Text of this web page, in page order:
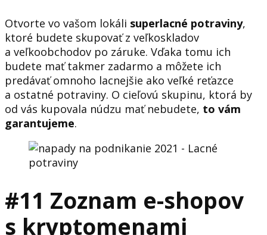
Otvorte vo vašom lokáli superlacné potraviny,
ktoré budete skupovať z veľkoskladov
a veľkoobchodov po záruke. Vďaka tomu ich
budete mať takmer zadarmo a môžete ich
predávať omnoho lacnejšie ako veľké reťazce
a ostatné potraviny. O cieľovú skupinu, ktorá by
od vás kupovala núdzu mať nebudete, to vám
garantujeme.
#11 Zoznam e-shopov
s kryptomenami